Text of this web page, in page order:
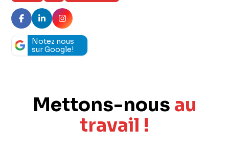
Notez nous
sur Google!
Mettons-nous au
travail !